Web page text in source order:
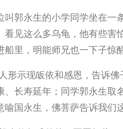
郭永生的小学同学坐在一
见这么多乌龟，他有些
里，明能师兄也一下子惊
形示现皈依和感恩，告诉
长寿延年；同学郭永生取
国永生，佛菩萨告诉我们